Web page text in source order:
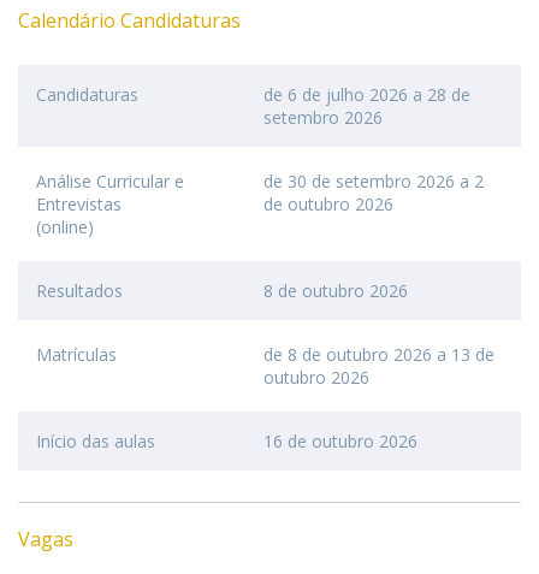
Calendário Candidaturas
Candidaturas
de 6 de julho 2026 a 28 de
setembro 2026
Análise Curricular e
Entrevistas
(online)
de 30 de setembro 2026 a 2
de outubro 2026
Resultados 8 de outubro 2026
Matrículas
de 8 de outubro 2026 a 13 de
outubro 2026
Início das aulas 16 de outubro 2026
Vagas